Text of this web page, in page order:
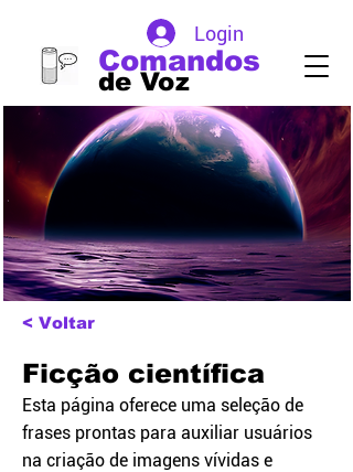
de Voz
Comandos
Login
< Voltar
Ficção científica
Esta página oferece uma seleção de
frases prontas para auxiliar usuários
na criação de imagens vívidas e